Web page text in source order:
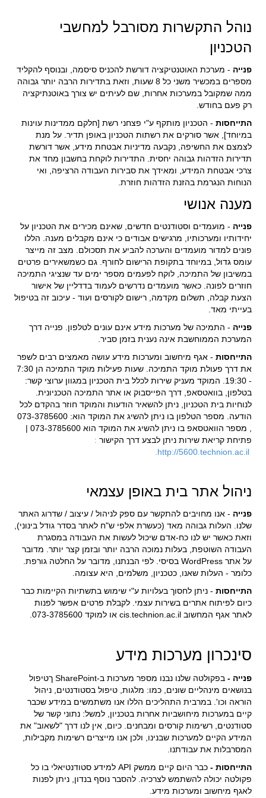
נוהל התקשרות מסורבל למחשבי
הטכניון
פנייה - מערכת האוטנטיקציה דורשת להכניס סיסמה, ובנוסף להקליד
מספרים במכשיר משני
כל 8 שעות, וזאת בתדירות הרבה יותר גבוהה
ממה שמקובל במערכות אחרות, שם לעיתים יש צורך באוטנתיקציה
רק פעם בחודש.
התייחסות - הטכניון מותקף ע"י פצחני רשת [חלקם ממדינות עוינות
במיוחד], אשר סורקים את רשתות הטכניון באופן תדיר. על מנת
לצמצם את החשיפה, נקבעה מדיניות אבטחת מידע, אשר דורשת
תדירות הזדהות גבוהה יחסית. התדירות לוקחת בחשבון מחד את
צרכי אבטחת המידע, ומאידך את סבירות העבודה הרציפה, ואי
הנוחות הנגרמת בהזנת הזדהות חוזרת.
מענה אנושי
פנייה - מועמדים וסטודנטים חדשים, שאינם מכירים את הטכניון על
יחידותיו ומערכותיו, מרגישים אבודים כי אינם מקבלים מענה. הללו
פונים למדור מועמדים והערכה להביע את תסכולם. מצב זה מייצר
עומס גדול, במיוחד בתקופת הרישום לחורף. גם כשמשאירים פרטים
במשיבון של התמיכה, לוקח לפעמים מספר ימים עד שנציגי התמיכה
חוזרים לפונה. כאשר מועמדים נדרשים לעמוד בדדליין של אישור
הצעת קבלה, תשלום מקדמה, רישום לקורסים ועוד - עיכוב זה בטיפול
בעייתי מאד.
פנייה - התמיכה של מערכות מידע אינם עונים לטלפון. פנייה דרך
המערכת הממוחשבת אינה נענית בזמן סביר.
התייחסות - אגף מיחשוב ומערכות מידע עושה מאמצים רבים לשפר
את דרך פעולת מוקד התמיכה. שעות פעילות מוקד התמיכה הן 7:30
- 19:30. המוקד מעניק שירות לכלל בית הטכניון במגוון ערוצי קשר:
בטלפון, בוואטסאפ, דרך הפייסבוק או אתר התמיכה הטכניונית.
לנוחיות בית הטכניון, ניתן להשאיר הודעות והמוקד חוזר בהקדם לכל
הודעה. מספר הטלפון בו ניתן להשיג את המוקד הוא: 073-3785600
, מספר הוואטסאפ בו ניתן להשיג את המוקד הוא 073-3785600 |
פתיחת קריאת שירות ניתן לבצע דרך הקישור :
http://5600.technion.ac.il
ניהול אתר בית באופן עצמאי
פנייה - אנו מחויבים להתקשר עם ספק לניהול / עיצוב / שדרוג האתר
שלנו. העלות גבוהה מאד (כעשרת אלפי ש"ח לאתר בסדר גודל בינוני),
וזאת כאשר יש לנו כח-אדם שיכול לעשות את העבודה במסגרת
העבודה השוטפת, בעלות נמוכה הרבה יותר ובזמן קצר יותר. מדובר
על אתר WordPress בסיסי. לפי הבנתנו, מדובר על החלטה גורפת.
כלומר - העלות שאנו, כטכניון, משלמים, היא עצומה.
התייחסות - ניתן לחסוך בעלויות ע"י שימוש בתשתיות הקיימות כבר
כיום לפיתוח אתרים בשירות עצמי. לקבלת פרטים אפשר לפנות
לאתר אגף המחשוב cis.technion.ac.il או למוקד 073-3785600.
סינכרון מערכות מידע
פנייה -
בפקולטה שלנו נבנו מספר מערכות ב-SharePoint ךטיפול
בנושאים מינהליים שונים, כמו: מלגות, טיפול בסטודנטים, ניהול
הוראה וכו'. במרבית התהליכים הללו אנו משתמשים במידע שכבר
קיים במערכות מיחושביות אחרות בטכניון, למשל: נתוני קשר של
סטודנטים, רשימות קורסים ומבחנים. כיום, אין לנו דרך "לשאוב" את
המידע הקיים למערכות שבנינו, ולכן אנו מייצרים רשימות מקבילות,
המסרבלות את עבודתנו.
התייחסות -
כבר היום קיים ממשק API למידע סטודנטיאלי בו כל
פקולטה יכולה להשתמש לצרכיה. להסבר נוסף בנדון, ניתן לפנות
לאגף מיחשוב ומערכות מידע.